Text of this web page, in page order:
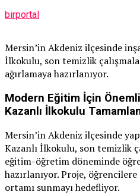
birportal
Mersin’in Akdeniz ilçesinde
İlkokulu, son temizlik
ağırlamaya hazırlanıyor.
Modern Eğitim İçin
Kazanlı İlkokulu
Mersin’in Akdeniz ilçesinde
Kazanlı İlkokulu, son temizlik
eğitim-öğretim döneminde
hazırlanıyor. Proje,
ortamı sunmayı hedefliyor.